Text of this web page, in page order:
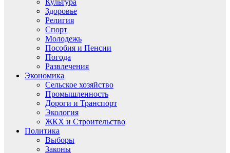
Культура
Здоровье
Религия
Спорт
Молодежь
Пособия и Пенсии
Погода
Развлечения
Экономика
Сельское хозяйство
Промышленность
Дороги и Транспорт
Экология
ЖКХ и Строительство
Политика
Выборы
Законы